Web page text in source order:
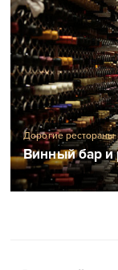
Дорогие рестораны
Винный бар и